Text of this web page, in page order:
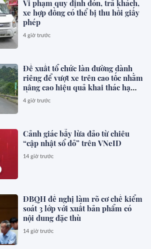
Vi phạm quy định đón, trả khách,
xe hợp đồng có thể bị thu hồi giấy
phép
4 giờ trước
Đề xuất tổ chức làn đường dành
riêng để vượt xe trên cao tốc nhằm
nâng cao hiệu quả khai thác hạ
tầng, giảm xung đột giao thông,
phòng ngừa tai nạn
4 giờ trước
Cảnh giác bẫy lừa đảo từ chiêu
“cập nhật sổ đỏ” trên VNeID
14 giờ trước
ĐBQH đề nghị làm rõ cơ chế kiểm
soát 3 lớp với xuất bản phẩm có
nội dung đặc thù
14 giờ trước